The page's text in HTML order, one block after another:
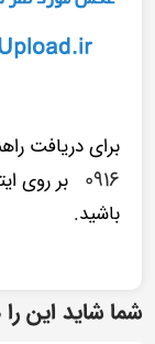
برای دریافت
۰۹۱۶ بر روی
باشید.
شما شاید این